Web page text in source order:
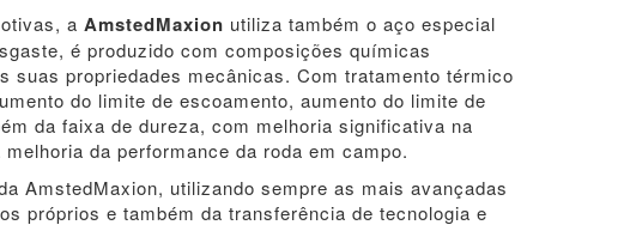
a AmstedMaxion utiliza também o aço especial
é produzido com composições químicas
suas propriedades mecânicas. Com tratamento térmico
do limite de escoamento, aumento do limite de
da faixa de dureza, com melhoria significativa na
da performance da roda em campo.
AmstedMaxion, utilizando sempre as mais avançadas
próprios e também da transferência de tecnologia e